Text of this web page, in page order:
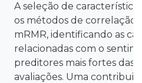
A seleção de
os métodos de correlação
mRMR, identificando as
relacionadas com o
preditores mais fortes das
avaliações. Uma